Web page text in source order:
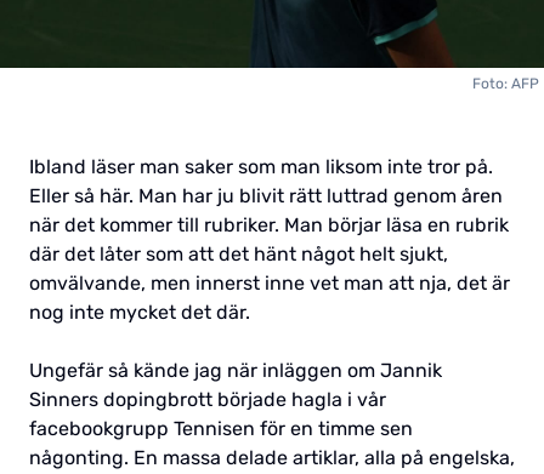
Foto: AFP
Ibland läser man saker som man liksom inte tror på.
Eller så här. Man har ju blivit rätt luttrad genom åren
när det kommer till rubriker. Man börjar läsa en rubrik
där det låter som att det hänt något helt sjukt,
omvälvande, men innerst inne vet man att nja, det är
nog inte mycket det där.
Ungefär så kände jag när inläggen om Jannik
Sinners dopingbrott började hagla i vår
facebookgrupp Tennisen för en timme sen
någonting. En massa delade artiklar, alla på engelska,